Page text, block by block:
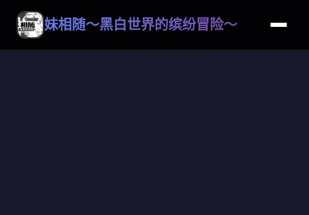
妹相随～黑白世界的缤纷冒险～